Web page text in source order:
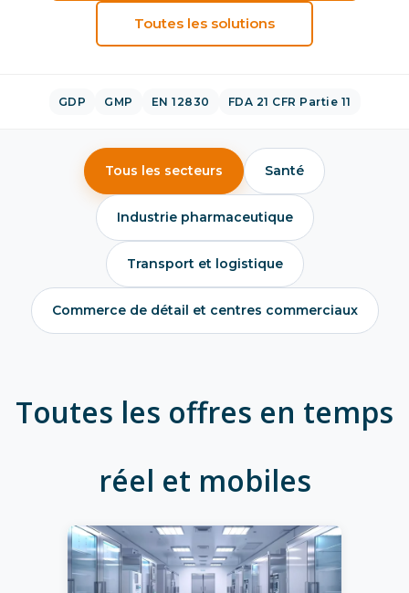
Toutes les solutions
GDP GMP EN 12830 FDA 21 CFR Partie 11
Tous les secteurs Santé
Industrie pharmaceutique
Transport et logistique
Commerce de détail et centres commerciaux
Toutes les offres en temps
réel et mobiles